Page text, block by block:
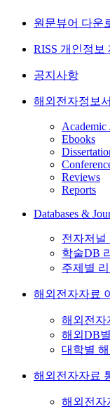
원문뷰어 다운
RISS 개인정보
공지사항
해외전자정보
Academic
Ebooks
Reviews
Reports
Databases &
전자저널
학술DB
주제별
해외전자자료
해외전자
해외DB
대학별
해외전자자료
해외전자